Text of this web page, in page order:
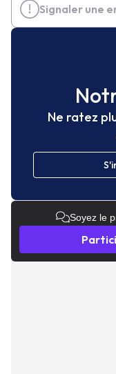
Signaler une
Ne ratez
Soyez le